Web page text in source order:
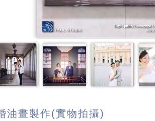
油畫製作(實物拍攝)